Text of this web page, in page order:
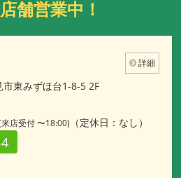
舗営業中！
詳細
東みずほ台1-8-5 2F
店受付 〜18:00) （定休日：なし）